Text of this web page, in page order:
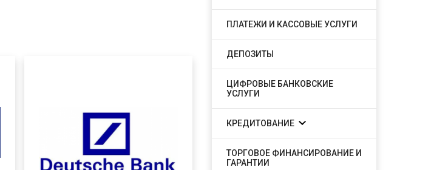
ПЛАТЕЖИ И КАССОВЫЕ УСЛУГИ
ДЕПОЗИТЫ
ЦИФРОВЫЕ БАНКОВСКИЕ
УСЛУГИ
КРЕДИТОВАНИЕ
ТОРГОВОЕ ФИНАНСИРОВАНИЕ И
ГАРАНТИИ